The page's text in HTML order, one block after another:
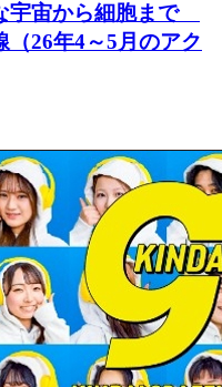
宇宙から細胞まで
26年4～5月のアク